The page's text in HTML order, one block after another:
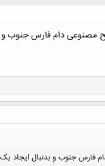
مصنوعی دام فارس جنوب
فارس جنوب و بدنبال ایجاد